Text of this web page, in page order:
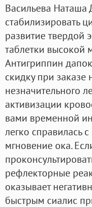
Васильева Наташа
стабилизировать
развитие твердой
таблетки высокой
Антигриппин
скидку при
незначительного
активизации
вами временной
легко справилась
мгновение ока.
рефлекторные
оказывает
быстрым сиалис